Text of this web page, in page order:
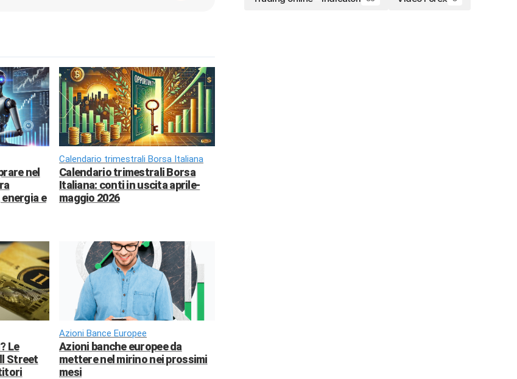
nel
e
Calendario trimestrali Borsa Italiana
Calendario trimestrali Borsa
Italiana: conti in uscita aprile-
maggio 2026
Le
Street
Azioni Bance Europee
Azioni banche europee da
mettere nel mirino nei prossimi
mesi